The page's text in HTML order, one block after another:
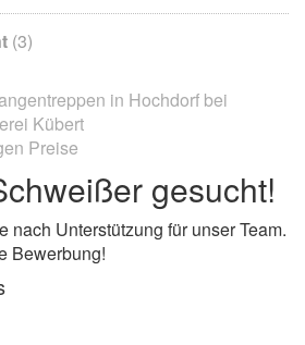
(3)
in Hochdorf bei
Kübert
Preise
gesucht!
nach Unterstützung für unser Team.
Bewerbung!